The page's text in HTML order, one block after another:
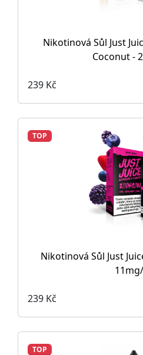
Nikotinová Sůl Just
Coconut -
239 Kč
TOP
Nikotinová Sůl Just
239 Kč
TOP